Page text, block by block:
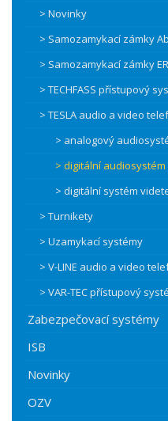
> Novinky
> Samozamykací zámky
> Samozamykací zámky
> TECHFASS přístupový
> TESLA audio a video
> analogový
> digitální audiosystém
> digitální systém
> Turnikety
> Uzamykací systémy
> V-LINE audio a video
> VAR-TEC přístupový
Zabezpečovací systémy
ISB
Novinky
OZV